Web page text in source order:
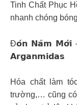
Tinh Chất Phục
nhanh chóng
Đ𝗼́𝗻 𝗡𝗮̆𝗺 𝗠𝗼̛́𝗶
𝗔𝗿𝗴𝗮𝗻𝗺𝗶𝗱𝗮𝘀
Hóa chất làm
trường,… cũng có